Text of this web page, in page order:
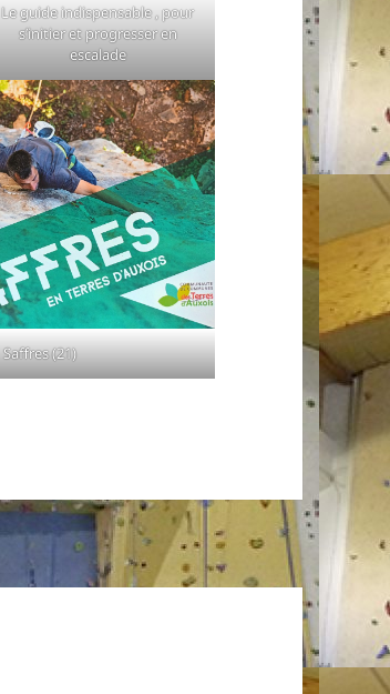
Le guide indispensable , pour
s’initier et progresser en
escalade
Saffres (21)